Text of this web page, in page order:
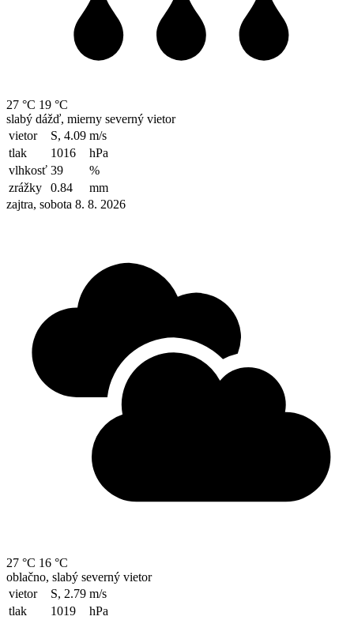
27 °C 19 °C
slabý dážď, mierny severný vietor
vietor
S, 4.09 m/s
tlak
1016
hPa
vlhkosť 39
%
zrážky
0.84
mm
zajtra, sobota 8. 8. 2026
27 °C 16 °C
oblačno, slabý severný vietor
vietor
S, 2.79 m/s
tlak
1019
hPa